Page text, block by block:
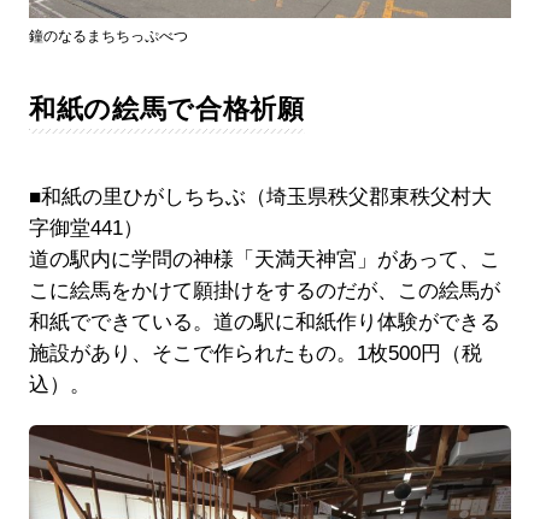
鐘のなるまちちっぷべつ
和紙の絵馬で合格祈願
■和紙の里ひがしちちぶ（埼玉県秩父郡東秩父村大
字御堂441）
道の駅内に学問の神様「天満天神宮」があって、こ
こに絵馬をかけて願掛けをするのだが、この絵馬が
和紙でできている。道の駅に和紙作り体験ができる
施設があり、そこで作られたもの。1枚500円（税
込）。